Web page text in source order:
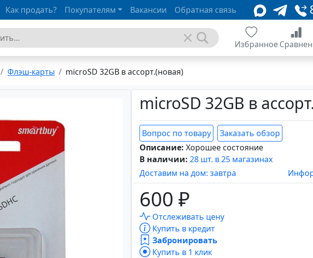
Как продать? Покупателям Вакансии Обратная связь
Избранное
Флэш-карты microSD 32GB в ассорт.(новая)
microSD 32GB в
Вопрос по товару
Заказать обзор
Описание: Хорошее состояние
В наличии: 28 шт. в 25 магазинах
Доставим на дом: завтра
600 ₽
Отслеживать цену
Купить в кредит
Забронировать
Купить в 1 клик